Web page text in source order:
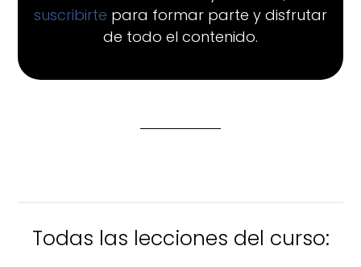
suscribirte para formar parte y disfrutar
de todo el contenido.
Todas las lecciones del curso: